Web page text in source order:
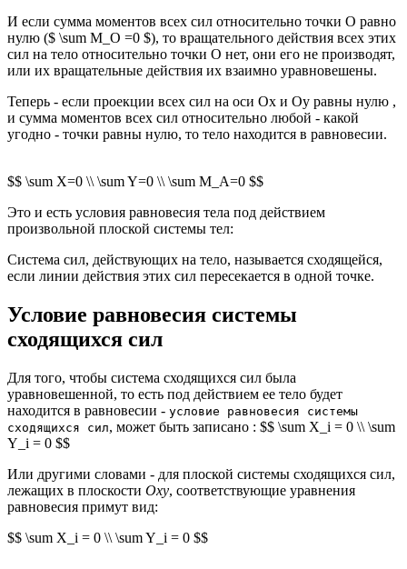
И если сумма моментов всех сил относительно точки О равно
нулю ($ \sum M_O =0 $), то вращательного действия всех этих
сил на тело относительно точки О нет, они его не производят,
или их вращательные действия их взаимно уравновешены.
Теперь - если проекции всех сил на оси Ох и Оу равны нулю ,
и сумма моментов всех сил относительно любой - какой
угодно - точки равны нулю, то тело находится в равновесии.
$$ \sum X=0 \\ \sum Y=0 \\ \sum M_A=0 $$
Это и есть условия равновесия тела под действием
произвольной плоской системы тел:
Система сил, действующих на тело, называется сходящейся,
если линии действия этих сил пересекается в одной точке.
Условие равновесия системы
сходящихся сил
Для того, чтобы система сходящихся сил была
уравновешенной, то есть под действием ее тело будет
находится в равновесии - условие равновесия системы
сходящихся сил, может быть записано : $$ \sum X_i = 0 \\ \sum
Y_i = 0 $$
Или другими словами - для плоской системы сходящихся сил,
лежащих в плоскости Oxy, соответствующие уравнения
равновесия примут вид:
$$ \sum X_i = 0 \\ \sum Y_i = 0 $$